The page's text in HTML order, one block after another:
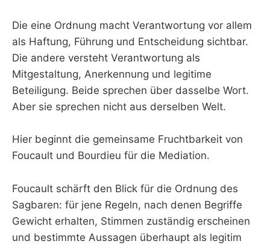
Die eine Ordnung macht Verantwortung vor allem
als Haftung, Führung und Entscheidung sichtbar.
Die andere versteht Verantwortung als
Mitgestaltung, Anerkennung und legitime
Beteiligung. Beide sprechen über dasselbe Wort.
Aber sie sprechen nicht aus derselben Welt.
Hier beginnt die gemeinsame Fruchtbarkeit von
Foucault und Bourdieu für die Mediation.
Foucault schärft den Blick für die Ordnung des
Sagbaren: für jene Regeln, nach denen Begriffe
Gewicht erhalten, Stimmen zuständig erscheinen
und bestimmte Aussagen überhaupt als legitim